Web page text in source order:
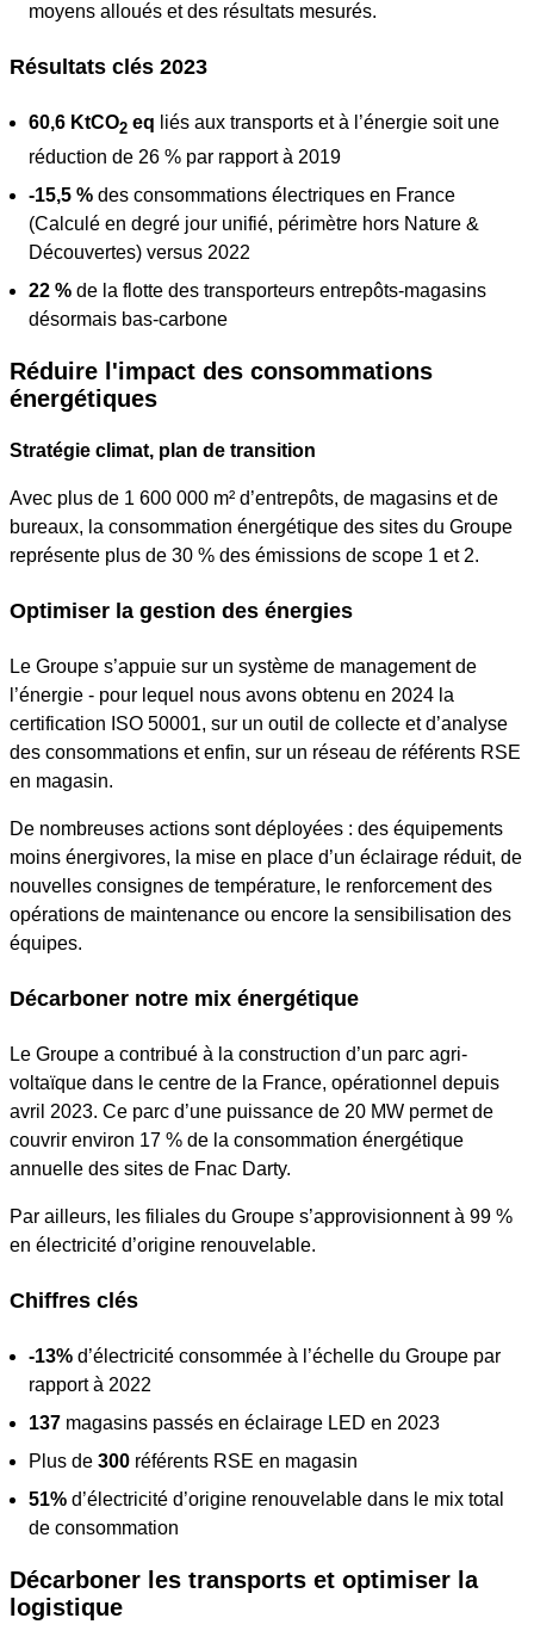
moyens alloués et des résultats mesurés.
Résultats clés 2023
60,6 KtCO2 eq liés aux transports et à l’énergie soit une
réduction de 26 % par rapport à 2019
-15,5 % des consommations électriques en France
(Calculé en degré jour unifié, périmètre hors Nature &
Découvertes) versus 2022
22 % de la flotte des transporteurs entrepôts-magasins
désormais bas-carbone
Réduire l'impact des consommations
énergétiques
Stratégie climat, plan de transition
Avec plus de 1 600 000 m² d’entrepôts, de magasins et de
bureaux, la consommation énergétique des sites du Groupe
représente plus de 30 % des émissions de scope 1 et 2.
Optimiser la gestion des énergies
Le Groupe s’appuie sur un système de management de
l’énergie - pour lequel nous avons obtenu en 2024 la
certification ISO 50001, sur un outil de collecte et d’analyse
des consommations et enfin, sur un réseau de référents RSE
en magasin.
De nombreuses actions sont déployées : des équipements
moins énergivores, la mise en place d’un éclairage réduit, de
nouvelles consignes de température, le renforcement des
opérations de maintenance ou encore la sensibilisation des
équipes.
Décarboner notre mix énergétique
Le Groupe a contribué à la construction d’un parc agri-
voltaïque dans le centre de la France, opérationnel depuis
avril 2023. Ce parc d’une puissance de 20 MW permet de
couvrir environ 17 % de la consommation énergétique
annuelle des sites de Fnac Darty.
Par ailleurs, les filiales du Groupe s’approvisionnent à 99 %
en électricité d’origine renouvelable.
Chiffres clés
-13% d’électricité consommée à l’échelle du Groupe par
rapport à 2022
137 magasins passés en éclairage LED en 2023
Plus de 300 référents RSE en magasin
51% d’électricité d’origine renouvelable dans le mix total
de consommation
Décarboner les transports et optimiser la
logistique